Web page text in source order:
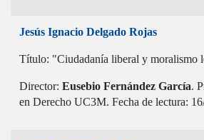
Jesús Ignacio Delgado Rojas
Título: "Ciudadanía liberal y moralismo
Director: Eusebio Fernández García.
en Derecho UC3M. Fecha de lectura: